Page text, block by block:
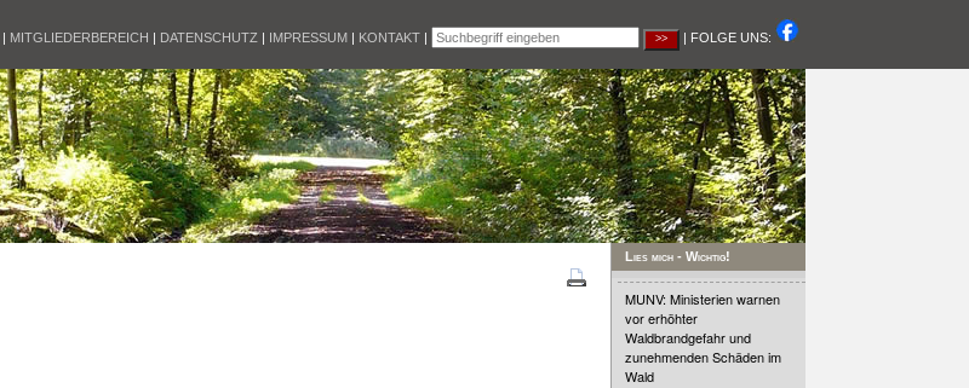
| MITGLIEDERBEREICH | DATENSCHUTZ | IMPRESSUM | KONTAKT | | FOLGE UNS:
Lies mich - Wichtig!
MUNV: Ministerien warnen
vor erhöhter
Waldbrandgefahr und
zunehmenden Schäden im
Wald